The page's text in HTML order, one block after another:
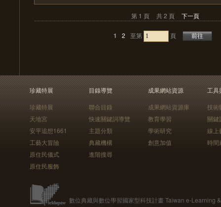
第 1 頁 共 2 頁 下一頁
1 2 至第 頁
珍藏特展
珍藏特展
天地宮
安平追想1661
工藝大冒險
原住民儀式
原住民服飾
目錄導覽
聯合目錄
快速關鍵詞導覽
主題分類
典藏機構
進階搜尋
成果網站資源
成果網站資源庫
教育學習
學術研究
創意加值
工具
技術
關鍵
線上
時間
數位典藏與數位學習國家型科技計畫 Taiwan e-Learning